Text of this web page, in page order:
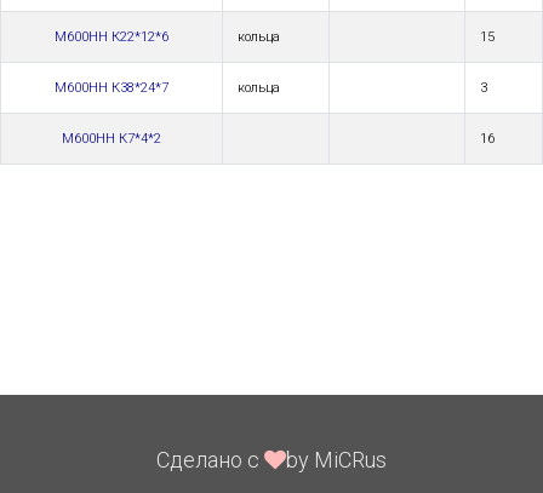
М600НН К22*12*6 кольца 15
М600НН К38*24*7 кольца 3
М600НН К7*4*2 16
Сделано с by MiCRus